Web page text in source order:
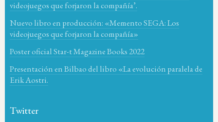
videojuegos que forjaron la compañía’.
Nuevo libro en producción: «Memento SEGA: Los
videojuegos que forjaron la compañía»
Poster oficial Star-t Magazine Books 2022
Presentación en Bilbao del libro «La evolución paralela de
Erik Aostri.
Twitter